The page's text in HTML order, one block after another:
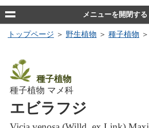
メニューを開閉する
トップページ ＞ 野生植物 ＞ 種子植物
種子植物
種子植物 マメ科
エビラフジ